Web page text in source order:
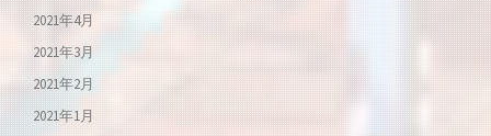
2021年4月
2021年3月
2021年2月
2021年1月